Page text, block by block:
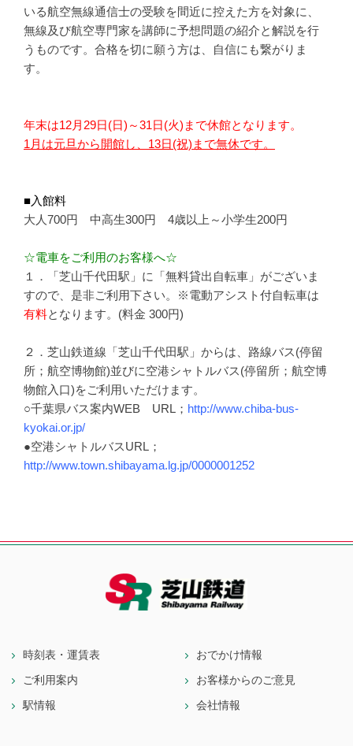
いる航空無線通信士の受験を間近に控えた方を対象に、
無線及び航空専門家を講師に予想問題の紹介と解説を行
うものです。合格を切に願う方は、自信にも繋がりま
す。
年末は12月29日(日)～31日(火)まで休館となります。
1月は元旦から開館し、13日(祝)まで無休です。
■入館料
大人700円 中高生300円 4歳以上～小学生200円
☆電車をご利用のお客様へ☆
１．「芝山千代田駅」に「無料貸出自転車」がございま
すので、是非ご利用下さい。※電動アシスト付自転車は
有料となります。(料金 300円)
２．芝山鉄道線「芝山千代田駅」からは、路線バス(停留
所；航空博物館)並びに空港シャトルバス(停留所；航空博
物館入口)をご利用いただけます。
○千葉県バス案内WEB URL； http://www.chiba-bus-
kyokai.or.jp/
●空港シャトルバスURL；
http://www.town.shibayama.lg.jp/0000001252
時刻表・運賃表
ご利用案内
駅情報
おでかけ情報
お客様からのご意見
会社情報